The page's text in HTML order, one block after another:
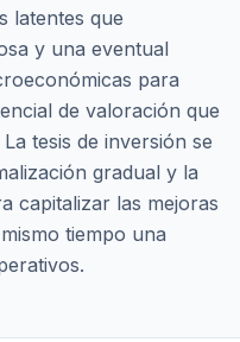
latentes que
y una eventual
para
de valoración que
tesis de inversión se
gradual y la
capitalizar las mejoras
tiempo una